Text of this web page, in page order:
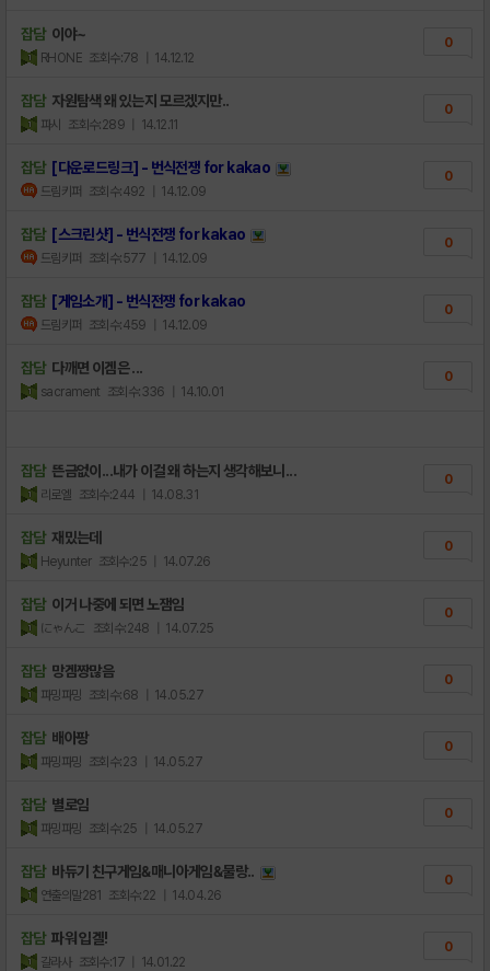
잡담 이야~
RHONE 조회수:78 | 14.12.12
0
잡담 자원탐색 왜 있는지 모르겠지만..
파시 조회수:289 | 14.12.11
0
잡담 [다운로드링크] - 번식전쟁 for kakao
드림키퍼 조회수:492 | 14.12.09
0
잡담 [스크린샷] - 번식전쟁 for kakao
드림키퍼 조회수:577 | 14.12.09
0
잡담 [게임소개] - 번식전쟁 for kakao
드림키퍼 조회수:459 | 14.12.09
0
잡담 다깨면 이겜은 ...
sacrament 조회수:336 | 14.10.01
0
잡담 뜬금없이...내가 이걸 왜 하는지 생각해보니...
리로엘 조회수:244 | 14.08.31
0
잡담 재밌는데
Heyunter 조회수:25 | 14.07.26
0
잡담 이거 나중에 되면 노잼임
にゃんこ 조회수:248 | 14.07.25
0
잡담 망겜짱많음
파밍파밍 조회수:68 | 14.05.27
0
잡담 배아팡
파밍파밍 조회수:23 | 14.05.27
0
잡담 별로임
파밍파밍 조회수:25 | 14.05.27
0
잡담 바듀기 친구게임&매니아게임&물랑..
연출의말281 조회수:22 | 14.04.26
0
잡담 파워 입겔!
갈라사 조회수:17 | 14.01.22
0